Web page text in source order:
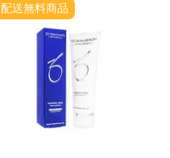
配送無料商品